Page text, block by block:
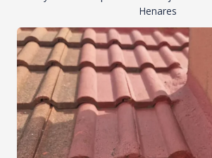
Henares